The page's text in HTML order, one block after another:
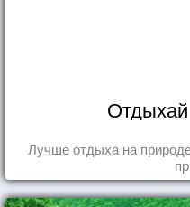
Лучше отдыха на